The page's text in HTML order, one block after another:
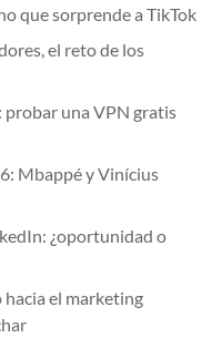
que sorprende a TikTok
el reto de los
una VPN gratis
Mbappé y Vinícius
¿oportunidad o
el marketing